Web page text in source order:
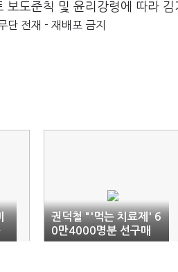
보도준칙 및 윤리강령에 따라
전재 - 재배포 금지
권덕철 "'먹는 치료제' 6
0만4000명분 선구매
계약"